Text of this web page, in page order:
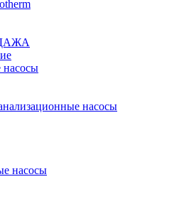
насосы
насосы
насосы